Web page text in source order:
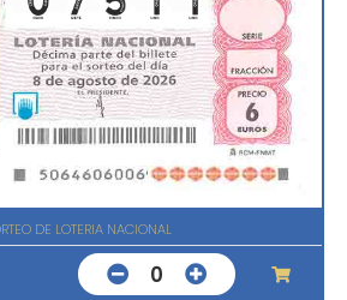
DE LOTERIA NACIONAL
0